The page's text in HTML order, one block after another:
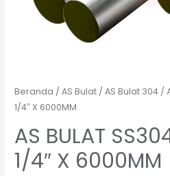
Beranda /AS Bulat /AS Bulat 304 /
1/4″ X 6000MM
AS BULAT
1/4″ X 6000MM